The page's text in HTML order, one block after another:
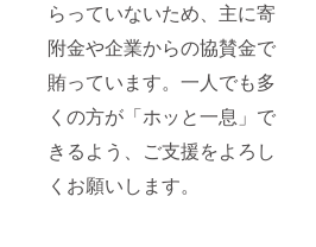
らっていないため、主に寄
附金や企業からの協賛金で
賄っています。一人でも多
くの方が「ホッと一息」で
きるよう、ご支援をよろし
くお願いします。